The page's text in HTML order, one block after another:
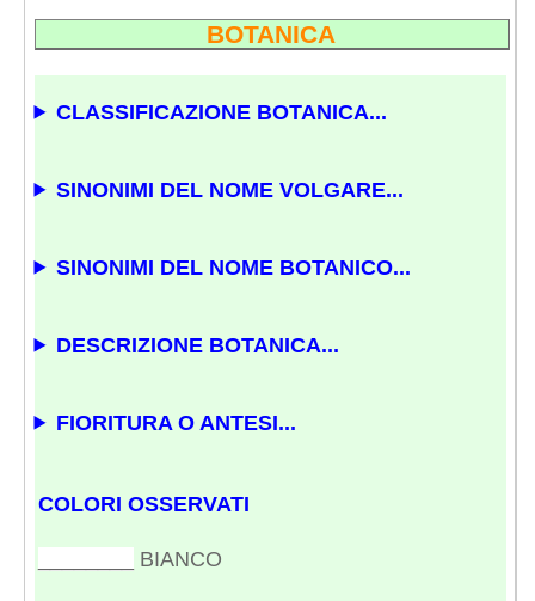
BOTANICA
CLASSIFICAZIONE BOTANICA...
SINONIMI DEL NOME VOLGARE...
SINONIMI DEL NOME BOTANICO...
DESCRIZIONE BOTANICA...
FIORITURA O ANTESI...
COLORI OSSERVATI
BIANCO